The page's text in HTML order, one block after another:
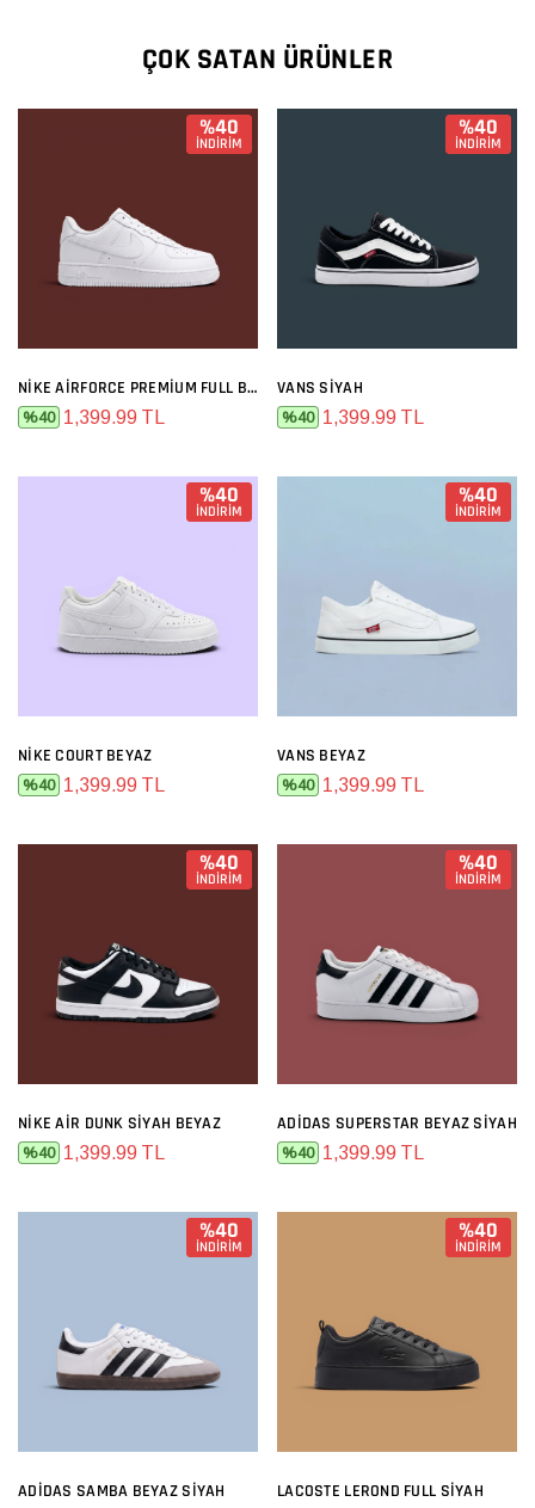
ÇOK SATAN ÜRÜNLER
%40
İNDİRİM
NIKE AIRFORCE PREMIUM FULL BEYAZ
%40 1,399.99 TL
%40
İNDİRİM
VANS SIYAH
%40 1,399.99 TL
%40
İNDİRİM
NIKE COURT BEYAZ
%40 1,399.99 TL
%40
İNDİRİM
VANS BEYAZ
%40 1,399.99 TL
%40
İNDİRİM
NIKE AIR DUNK SIYAH BEYAZ
%40 1,399.99 TL
%40
İNDİRİM
ADIDAS SUPERSTAR BEYAZ SIYAH
%40 1,399.99 TL
%40
İNDİRİM
ADIDAS SAMBA BEYAZ SIYAH
%40
İNDİRİM
LACOSTE LEROND FULL SIYAH